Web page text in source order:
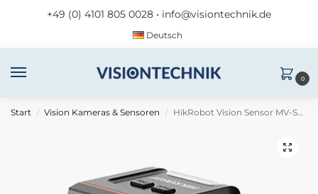
+49 (0) 4101 805 0028 • info@visiontechnik.de
Deutsch
0
Start / Vision Kameras & Sensoren / HikRobot Vision Sensor MV-SC3050XM-08M-WBN-S